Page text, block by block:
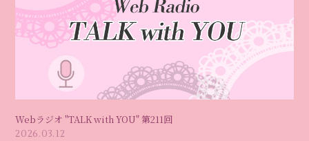
Webラジオ "TALK with YOU" 第211回
2026.03.12